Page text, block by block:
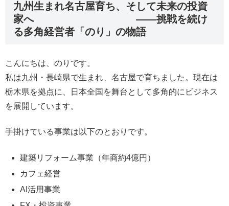
九州生まれ名古屋育ち、そして未来の投資
家へ ——挑戦を続け
る多角経営者「のり」の物語
こんにちは、のりです。
私は九州・長崎県で生まれ、名古屋で育ちました。現在は
栃木県を拠点に、日本全国を舞台として多角的にビジネス
を展開しています。
手掛けている事業は以下のとおりです。
建築リフォーム事業（年商約4億円）
カフェ経営
AI活用事業